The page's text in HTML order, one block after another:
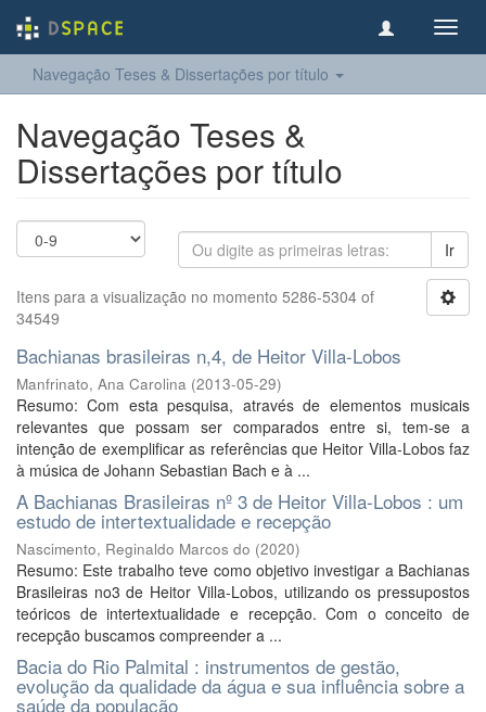
Navegação Teses & Dissertações por título
Navegação Teses &
Dissertações por título
Ir
Itens para a visualização no momento 5286-5304 of
34549
Bachianas brasileiras n,4, de Heitor Villa-Lobos
Manfrinato, Ana Carolina (2013-05-29)
Resumo: Com esta pesquisa, através de elementos musicais
relevantes que possam ser comparados entre si, tem-se a
intenção de exemplificar as referências que Heitor Villa-Lobos faz
à música de Johann Sebastian Bach e à ...
A Bachianas Brasileiras nº 3 de Heitor Villa-Lobos : um
estudo de intertextualidade e recepção
Nascimento, Reginaldo Marcos do (2020)
Resumo: Este trabalho teve como objetivo investigar a Bachianas
Brasileiras no3 de Heitor Villa-Lobos, utilizando os pressupostos
teóricos de intertextualidade e recepção. Com o conceito de
recepção buscamos compreender a ...
Bacia do Rio Palmital : instrumentos de gestão,
evolução da qualidade da água e sua influência sobre a
saúde da população